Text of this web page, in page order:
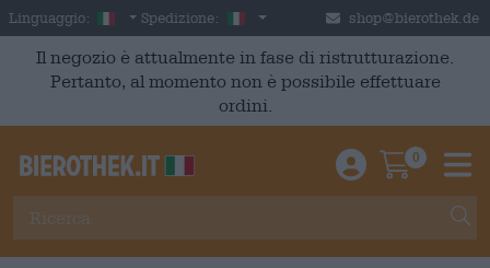
Skip to main content
Linguaggio: Italian
Spedizione: Italia shop@bierothek.de
Il negozio è attualmente in fase di ristrutturazione.
Pertanto, al momento non è possibile effettuare
ordini.
Einloggen /
0